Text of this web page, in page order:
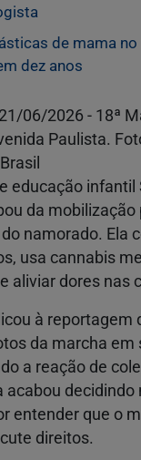
de mama no
dez anos
06/2026 - 18ª
Paulista.
educação infantil
da mobilização
namorado. Ela
usa cannabis
aliviar dores nas
à reportagem
da marcha em
a reação de
acabou decidindo
entender que o
direitos.